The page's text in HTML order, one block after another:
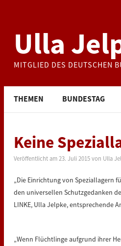
Ulla
MITGLIED DES DEUTSCHEN
THEMEN BUNDESTAG
Keine
Veröffentlicht am 23. Juli 2015 von Ulla
„Die Einrichtung von Speziallagern
den universellen Schutzgedanken
LINKE, Ulla Jelpke, entsprechende
„Wenn Flüchtlinge aufgrund ihrer